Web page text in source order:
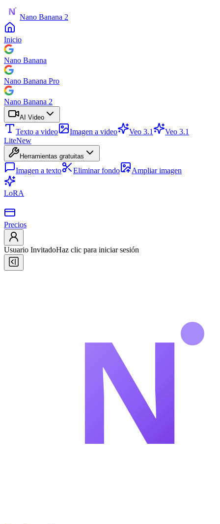
Nano Banana 2
Inicio
Nano Banana
Nano Banana Pro
Nano Banana 2
AI Video
Texto a video Imagen a video Veo 3.1
Veo 3.1
LiteNew
Herramientas gratuitas
Imagen a texto Eliminar fondo Ampliar imagen
LoRA
Precios
Usuario InvitadoHaz clic para iniciar sesión